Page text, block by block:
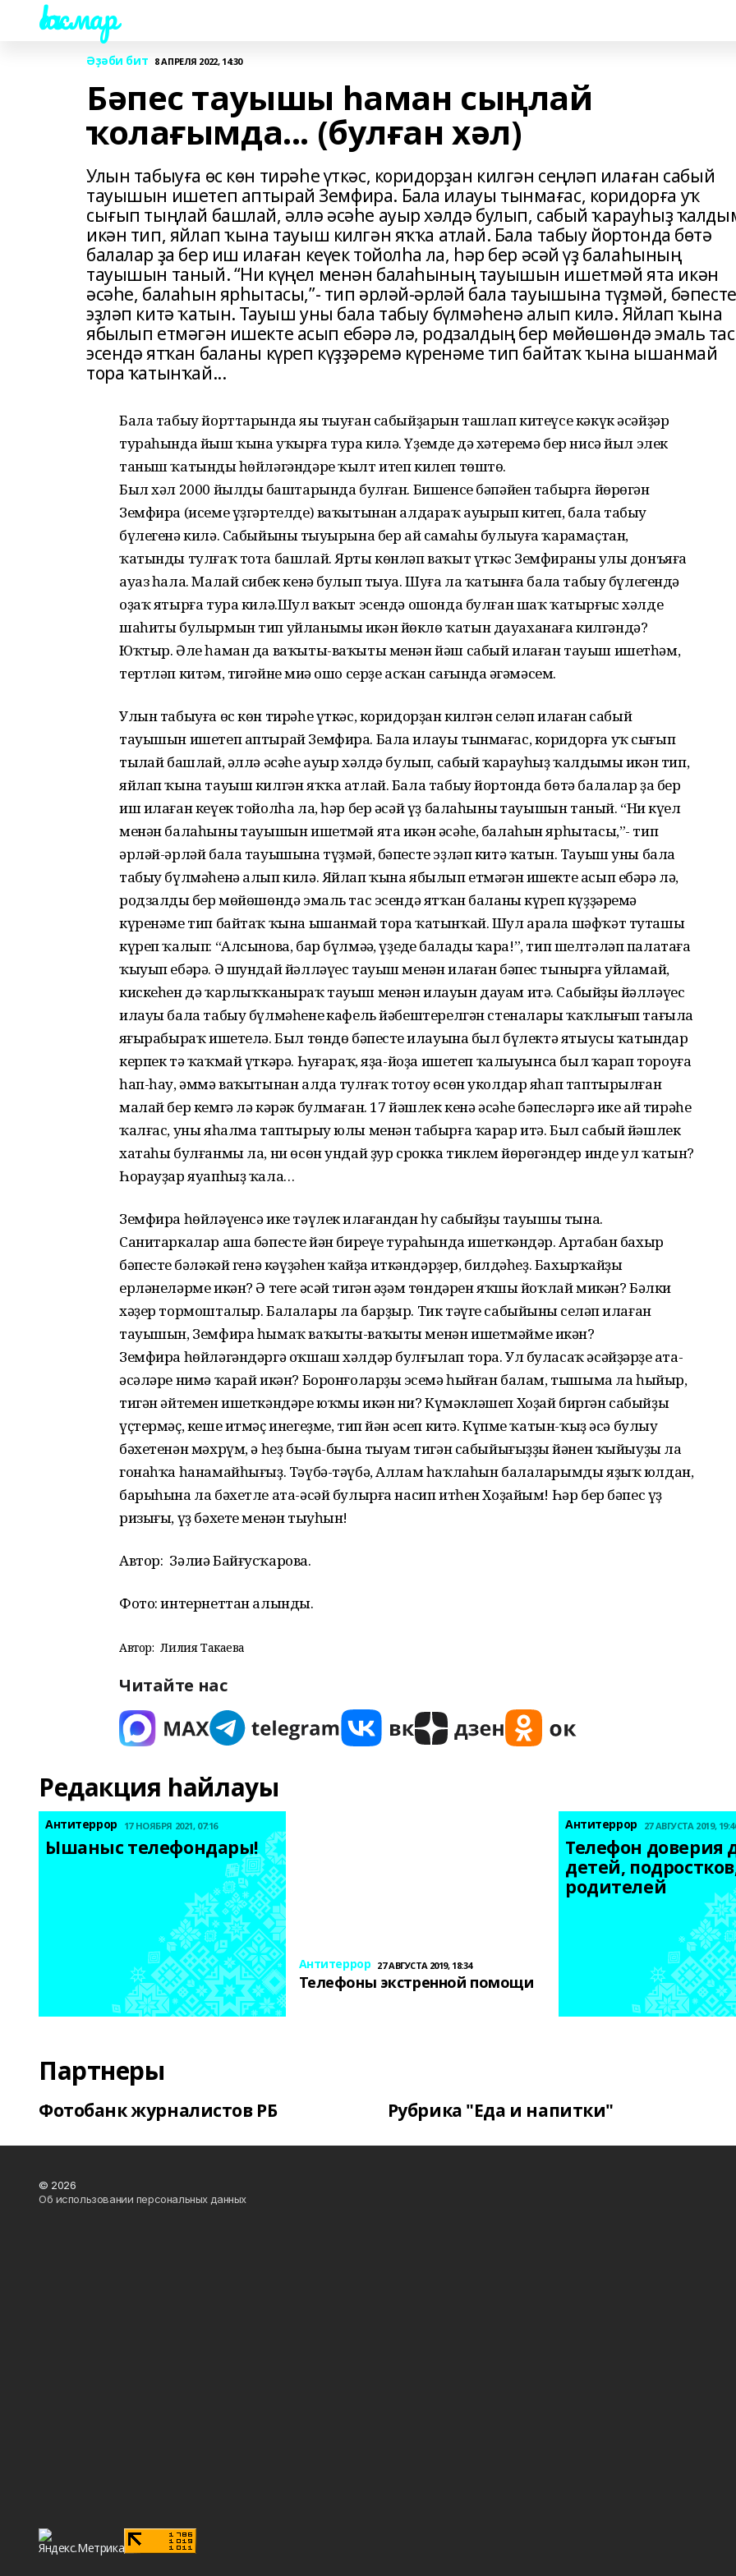
Һаҡмар
Әҙәби бит 8 АПРЕЛЯ 2022, 14:30
Бәпес тауышы һаман сыңлай
ҡолағымда... (булған хәл)
Улын табыуға өс көн тирәһе үткәс, коридорҙан килгән сеңләп илаған сабый
тауышын ишетеп аптырай Земфира. Бала илауы тынмағас, коридорға уҡ
сығып тыңлай башлай, әллә әсәһе ауыр хәлдә булып, сабый ҡарауһыҙ
икән тип, яйлап ҡына тауыш килгән яҡҡа атлай. Бала табыу йортонда бөтә
балалар ҙа бер иш илаған кеүек тойолһа ла, һәр бер әсәй үҙ балаһының
тауышын таный. “Ни күңел менән балаһының тауышын ишетмәй ята икән
әсәһе, балаһын ярһытасы,”- тип әрләй-әрләй бала тауышына түҙмәй, бәпесте
эҙләп китә ҡатын. Тауыш уны бала табыу бүлмәһенә алып килә. Яйлап ҡына
ябылып етмәгән ишекте асып ебәрә лә, родзалдың бер мөйөшөндә эмаль тас
эсендә ятҡан баланы күреп күҙҙәремә күренәме тип байтаҡ ҡына ышанмай
тора ҡатынҡай...
Бала табыу йорттарында яңы тыуған сабыйҙарын ташлап китеүсе кәкүк әсәйҙәр
тураһында йыш ҡына уҡырға тура килә. Үҙемдең дә хәтеремә бер нисә йыл элек
таныш ҡатындың һөйләгәндәре ҡылт итеп килеп төштө.
Был хәл 2000 йылдың баштарында булған. Бишенсе бәпәйен табырға йөрөгән
Земфира (исеме үҙгәртелде) ваҡытынан алдараҡ ауырып китеп, бала табыу
бүлегенә килә. Сабыйының тыуырына бер ай самаһы булыуға ҡарамаҫтан,
ҡатынды тулғаҡ тота башлай. Ярты көнләп ваҡыт үткәс Земфираның улы донъяға
ауаз һала. Малай сибек кенә булып тыуа. Шуға ла ҡатынға бала табыу бүлегендә
оҙаҡ ятырға тура килә.Шул ваҡыт эсендә ошонда булған шаҡ ҡатырғыс хәлдең
шаһиты булырмын тип уйланымы икән йөклө ҡатын дауаханаға килгәндә?
Юҡтыр. Әле һаман да ваҡыты-ваҡыты менән йәш сабый илаған тауыш ишетһәм,
тертләп китәм, тигәйне миңә ошо серҙе асҡан сағында әңгәмәсем.
Улын табыуға өс көн тирәһе үткәс, коридорҙан килгән сеңләп илаған сабый
тауышын ишетеп аптырай Земфира. Бала илауы тынмағас, коридорға уҡ сығып
тыңлай башлай, әллә әсәһе ауыр хәлдә булып, сабый ҡарауһыҙ ҡалдымы икән тип,
яйлап ҡына тауыш килгән яҡҡа атлай. Бала табыу йортонда бөтә балалар ҙа бер
иш илаған кеүек тойолһа ла, һәр бер әсәй үҙ балаһының тауышын таный. “Ни күңел
менән балаһының тауышын ишетмәй ята икән әсәһе, балаһын ярһытасы,”- тип
әрләй-әрләй бала тауышына түҙмәй, бәпесте эҙләп китә ҡатын. Тауыш уны бала
табыу бүлмәһенә алып килә. Яйлап ҡына ябылып етмәгән ишекте асып ебәрә лә,
родзалдың бер мөйөшөндә эмаль тас эсендә ятҡан баланы күреп күҙҙәремә
күренәме тип байтаҡ ҡына ышанмай тора ҡатынҡай. Шул арала шәфҡәт туташы
күреп ҡалып: “Алсынова, бар бүлмәңә, үҙеңдең балаңды ҡара!”, тип шелтәләп палатаға
ҡыуып ебәрә. Ә шундай йәлләүес тауыш менән илаған бәпес тынырға уйламай,
кискеһен дә ҡарлыҡҡаныраҡ тауыш менән илауын дауам итә. Сабыйҙың йәлләүес
илауы бала табыу бүлмәһенең кафель йәбештерелгән стеналары ҡаҡлығып тағыла
яңғырабыраҡ ишетелә. Был төндө бәпестең илауына был бүлектә ятыусы ҡатындар
керпек тә ҡаҡмай үткәрә. Һуңғараҡ, яҙа-йоҙа ишетеп ҡалыуынса был ҡарап тороуға
һап-һау, әммә ваҡытынан алда тулғаҡ тотоу өсөн уколдар яһап таптырылған
малай бер кемгә лә кәрәк булмаған. 17 йәшлек кенә әсәһе бәпесләргә ике ай тирәһе
ҡалғас, уны яһалма таптырыу юлы менән табырға ҡарар итә. Был сабый йәшлек
хатаһы булғанмы ла, ни өсөн ундай ҙур срокка тиклем йөрөгәндер инде ул ҡатын?
Һорауҙар яуапһыҙ ҡала…
Земфира һөйләүенсә ике тәүлек илағандан һуң сабыйҙың тауышы тына.
Санитаркалар аша бәпестең йән биреүе тураһында ишеткәндәр. Артабан бахыр
бәпестең бәләкәй генә кәүҙәһен ҡайҙа иткәндәрҙер, билдәһеҙ. Бахырҡайҙы
ерләнеләрме икән? Ә теге әсәй тигән әҙәм төндәрен яҡшы йоҡлай микән? Бәлки
хәҙер тормошталыр. Балалары ла барҙыр. Тик тәүге сабыйының сеңләп илаған
тауышын, Земфира һымаҡ ваҡыты-ваҡыты менән ишетмәйме икән?
Земфира һөйләгәндәргә оҡшаш хәлдәр булғылап тора. Ул буласаҡ әсәйҙәрҙең ата-
әсәләре нимә ҡарай икән? Боронғоларҙың эсемә һыйған балам, тышыма ла һыйыр,
тигән әйтемен ишеткәндәре юҡмы икән ни? Күмәкләшеп Хоҙай биргән сабыйҙы
үҫтермәҫ, кеше итмәҫ инегеҙме, тип йән әсеп китә. Күпме ҡатын-ҡыҙ әсә булыу
бәхетенән мәхрүм, ә һеҙ бына-бына тыуам тигән сабыйығыҙҙың йәнен ҡыйыуҙы ла
гонаһҡа һанамайһығыҙ. Тәүбә-тәүбә, Аллам һаҡлаһын балаларымды яҙыҡ юлдан,
барыһына ла бәхетле ата-әсәй булырға насип итһен Хоҙайым! Һәр бер бәпес үҙ
ризығы, үҙ бәхете менән тыуһын!
Автор: Зәлиә Байғусҡарова.
Фото: интернеттан алынды.
Автор: Лилия Такаева
Читайте нас
Редакция һайлауы
Антитеррор 17 НОЯБРЯ 2021, 07:16
Ышаныс телефондары!
Антитеррор 27 АВГУСТА 2019, 18:34
Телефоны экстренной помощи
Антитеррор 27 АВГУСТА 2019,
Телефон доверия
детей,
родителей
Партнеры
Фотобанк журналистов РБ Рубрика "Еда и напитки"
© 2026
Об использовании персональных данных